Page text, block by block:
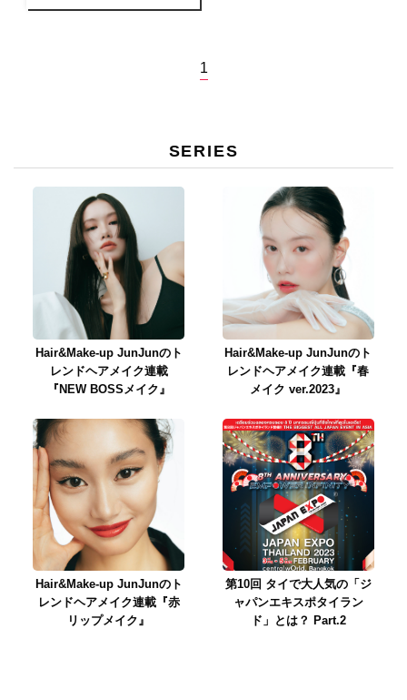
プ」を東京・下北沢にて開
1
SERIES
Hair&Make-up JunJunのト
レンドヘアメイク連載
『NEW BOSSメイク』
Hair&Make-up JunJunのト
レンドヘアメイク連載『春
メイク ver.2023』
Hair&Make-up JunJunのト
レンドヘアメイク連載『赤
リップメイク』
第10回 タイで大人気の「ジ
ャパンエキスポタイラン
ド」とは？ Part.2